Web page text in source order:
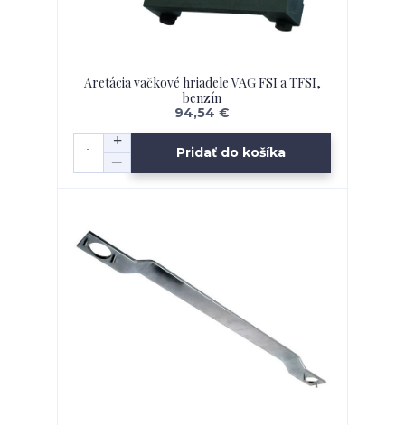
Aretácia vačkové hriadele VAG FSI a TFSI,
benzín
94,54 €
Pridať do košíka